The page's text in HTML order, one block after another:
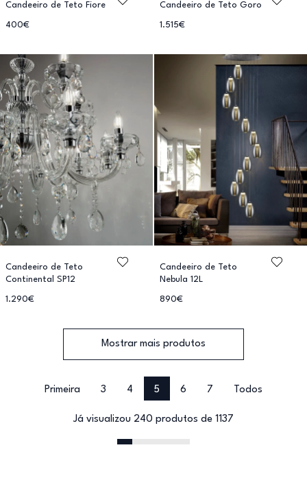
Candeeiro de Teto Fiore
400€
Candeeiro de Teto Goro
1.515€
Candeeiro de Teto
Continental SP12
1.290€
Candeeiro de Teto
Nebula 12L
890€
Mostrar mais produtos
Primeira 3 4 5 6 7 Todos
Já visualizou 240 produtos de 1137